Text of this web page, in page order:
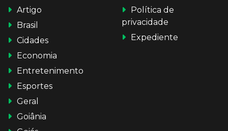
Artigo
Brasil
Cidades
Economia
Entretenimento
Esportes
Geral
Goiânia
Política de
privacidade
Expediente